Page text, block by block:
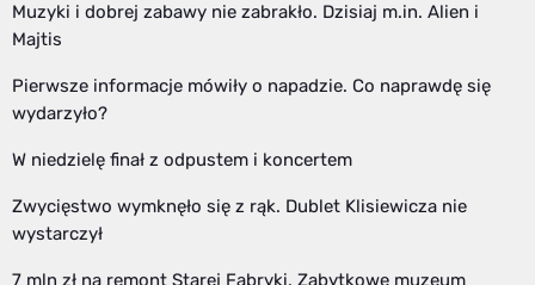
Muzyki i dobrej zabawy nie zabrakło. Dzisiaj m.in. Alien i
Majtis
Pierwsze informacje mówiły o napadzie. Co naprawdę się
wydarzyło?
W niedzielę finał z odpustem i koncertem
Zwycięstwo wymknęło się z rąk. Dublet Klisiewicza nie
wystarczył